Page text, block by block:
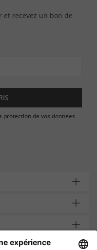
et recevez un bon de
protection de vos données